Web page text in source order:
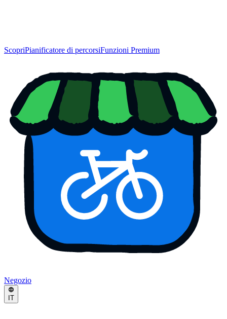
ScopriPianificatore di percorsiFunzioni Premium
Negozio
IT